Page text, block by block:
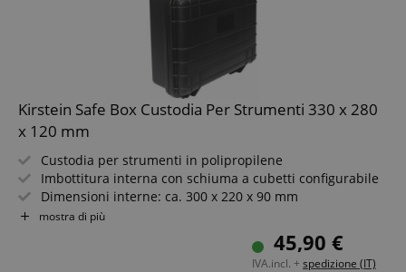
Kirstein Safe Box Custodia Per Strumenti 330 x 280
x 120 mm
Custodia per strumenti in polipropilene
Imbottitura interna con schiuma a cubetti configurabile
Dimensioni interne: ca. 300 x 220 x 90 mm
Resistente a polvere, acqua e urti
Geometria esterna rinforzata con nervature
Maniglia e valvola di compensazione della pressione
mostra di più
45,90 €
IVA.incl. + spedizione (IT)